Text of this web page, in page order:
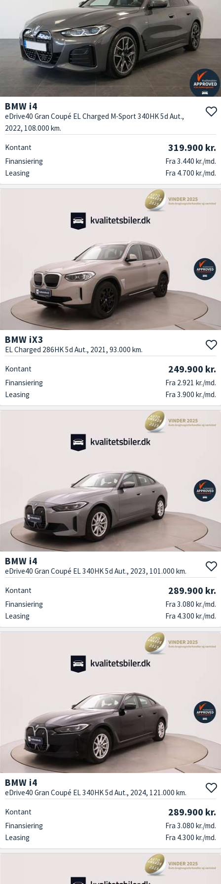
BMW i4
eDrive40 Gran Coupé EL Charged M-Sport 340HK 5d Aut.,
2022, 108.000 km.
Kontant 319.900 kr.
Finansiering
Fra 3.440 kr./md.
Leasing
Fra 4.700 kr./md.
BMW iX3
EL Charged 286HK 5d Aut., 2021, 93.000 km.
Kontant 249.900 kr.
Finansiering
Fra 2.921 kr./md.
Leasing
Fra 3.900 kr./md.
BMW i4
eDrive40 Gran Coupé EL 340HK 5d Aut., 2023, 101.000 km.
Kontant 289.900 kr.
Finansiering
Fra 3.080 kr./md.
Leasing
Fra 4.300 kr./md.
BMW i4
eDrive40 Gran Coupé EL 340HK 5d Aut., 2024, 121.000 km.
Kontant 289.900 kr.
Finansiering
Fra 3.080 kr./md.
Leasing
Fra 4.300 kr./md.